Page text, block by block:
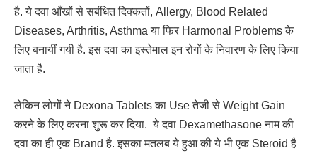
है. ये दवा आँखों से सबंधित दिक्कतों, Allergy, Blood Related
Diseases, Arthritis, Asthma या फिर Harmonal Problems के
लिए बनायीं गयी है. इस दवा का इस्तेमाल इन रोगों के निवारण के लिए किया
जाता है.
लेकिन लोगों ने Dexona Tablets का Use तेजी से Weight Gain
करने के लिए करना शुरू कर दिया. ये दवा Dexamethasone नाम की
दवा का ही एक Brand है. इसका मतलब ये हुआ की ये भी एक Steroid है